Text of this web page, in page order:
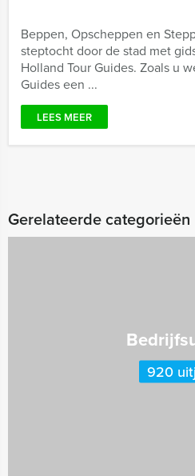
Beppen, Opscheppen en
steptocht door de stad met
Holland Tour Guides. Zoals u
Guides een ...
LEES MEER
Gerelateerde categorieën
920